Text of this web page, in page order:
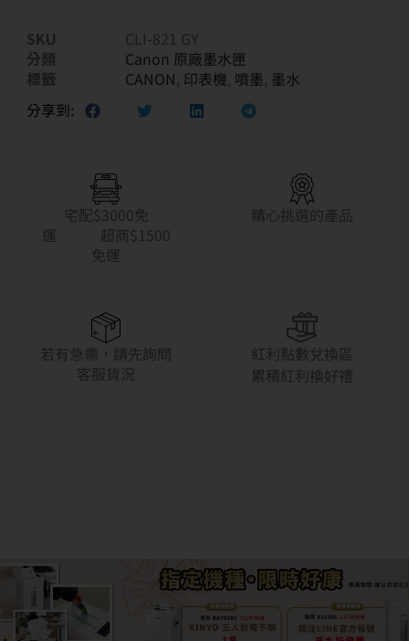
SKU
CLI-821 GY
分類
Canon 原廠墨水匣
標籤
CANON, 印表機, 噴墨, 墨水
分享到:
宅配$3000免
運 超商$1500
免運
精心挑選的產品
若有急需，請先詢問
客服貨況
紅利點數兌換區
累積紅利換好禮